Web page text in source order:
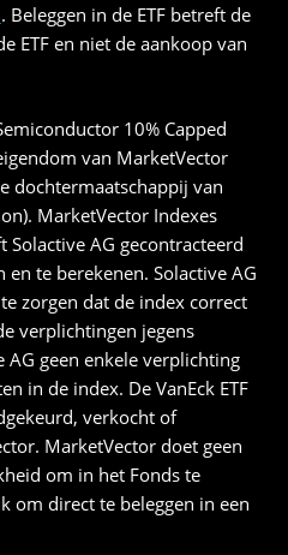
. Beleggen in de ETF betreft de
ETF en niet de aankoop van
10% Capped
van MarketVector
dochtermaatschappij van
MarketVector Indexes
Solactive AG gecontracteerd
te berekenen. Solactive AG
zorgen dat de index correct
verplichtingen jegens
AG geen enkele verplichting
in de index. De VanEck ETF
verkocht of
MarketVector doet geen
om in het Fonds te
om direct te beleggen in een